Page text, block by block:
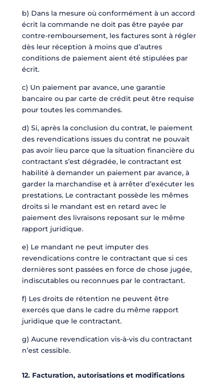
b) Dans la mesure où conformément à un accord
écrit la commande ne doit pas être payée par
contre-remboursement, les factures sont à régler
dès leur réception à moins que d’autres
conditions de paiement aient été stipulées par
écrit.
c) Un paiement par avance, une garantie
bancaire ou par carte de crédit peut être requise
pour toutes les commandes.
d) Si, après la conclusion du contrat, le paiement
des revendications issues du contrat ne pouvait
pas avoir lieu parce que la situation financière du
contractant s’est dégradée, le contractant est
habilité à demander un paiement par avance, à
garder la marchandise et à arrêter d’exécuter les
prestations. Le contractant possède les mêmes
droits si le mandant est en retard avec le
paiement des livraisons reposant sur le même
rapport juridique.
e) Le mandant ne peut imputer des
revendications contre le contractant que si ces
dernières sont passées en force de chose jugée,
indiscutables ou reconnues par le contractant.
f) Les droits de rétention ne peuvent être
exercés que dans le cadre du même rapport
juridique que le contractant.
g) Aucune revendication vis-à-vis du contractant
n’est cessible.
12. Facturation, autorisations et modifications